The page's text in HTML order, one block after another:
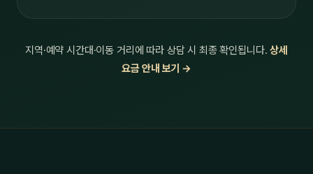
지역·예약 시간대·이동 거리에 따라 상담 시 최종 확인됩니다.상세
요금 안내 보기 →